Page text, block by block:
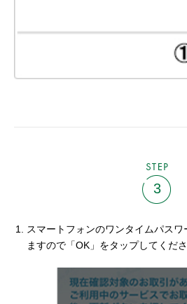
3
スマートフォンのワンタイムパス
ますので「OK」をタップしてくださ